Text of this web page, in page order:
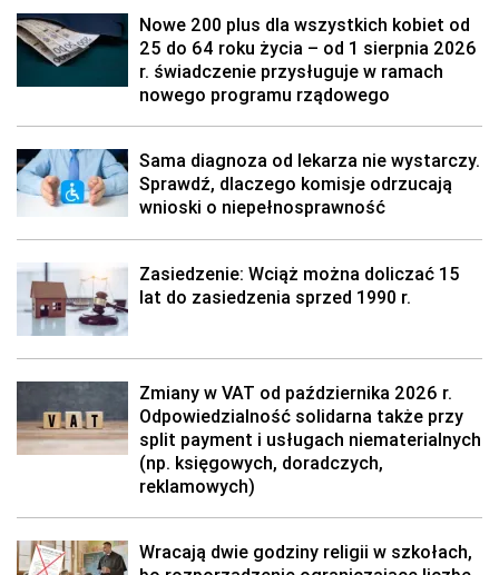
Nowe 200 plus dla wszystkich kobiet od
25 do 64 roku życia – od 1 sierpnia 2026
r. świadczenie przysługuje w ramach
nowego programu rządowego
Sama diagnoza od lekarza nie wystarczy.
Sprawdź, dlaczego komisje odrzucają
wnioski o niepełnosprawność
Zasiedzenie: Wciąż można doliczać 15
lat do zasiedzenia sprzed 1990 r.
Zmiany w VAT od października 2026 r.
Odpowiedzialność solidarna także przy
split payment i usługach niematerialnych
(np. księgowych, doradczych,
reklamowych)
Wracają dwie godziny religii w szkołach,